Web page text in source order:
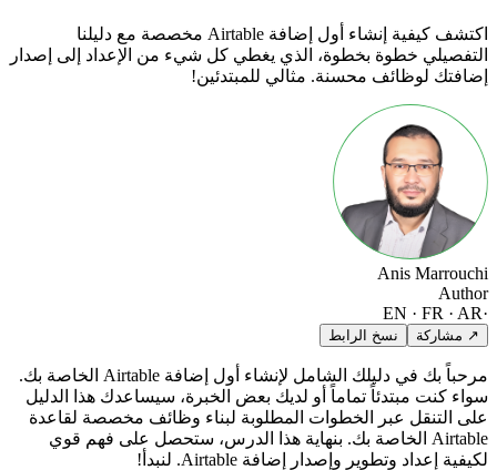
اكتشف كيفية إنشاء أول إضافة Airtable مخصصة مع دليلنا
التفصيلي خطوة بخطوة، الذي يغطي كل شيء من الإعداد إلى إصدار
إضافتك لوظائف محسنة. مثالي للمبتدئين!
Anis Marrouchi
Author
EN · FR · AR
↗ مشاركة نسخ الرابط
مرحباً بك في دليلك الشامل لإنشاء أول إضافة Airtable الخاصة بك.
سواء كنت مبتدئاً تماماً أو لديك بعض الخبرة، سيساعدك هذا الدليل
على التنقل عبر الخطوات المطلوبة لبناء وظائف مخصصة لقاعدة
Airtable الخاصة بك. بنهاية هذا الدرس، ستحصل على فهم قوي
لكيفية إعداد وتطوير وإصدار إضافة Airtable. لنبدأ!